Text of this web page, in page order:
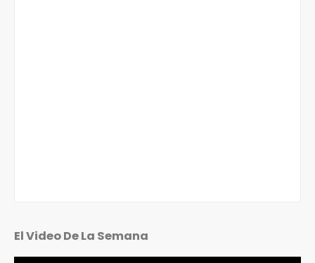
El Video De La Semana